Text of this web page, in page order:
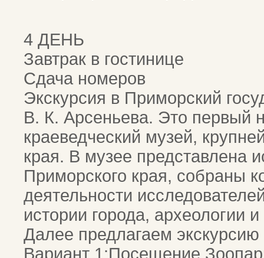
4 ДЕНЬ
Завтрак в гостинице
Сдача номеров
Экскурсия в Приморский
В. К. Арсеньева. Это первый
краеведческий музей,
края. В музее представлена
Приморского края, собраны
деятельности
истории города, археологии
Далее предлагаем
Вариант 1:Посещение